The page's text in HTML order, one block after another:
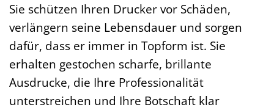
Sie schützen Ihren Drucker vor Schäden,
verlängern seine Lebensdauer und sorgen
dafür, dass er immer in Topform ist. Sie
erhalten gestochen scharfe, brillante
Ausdrucke, die Ihre Professionalität
unterstreichen und Ihre Botschaft klar